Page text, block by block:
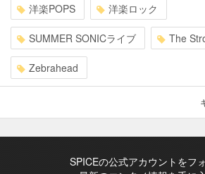
洋楽POPS 洋楽ロック
SUMMER SONICライブ The
Zebrahead
SPICEの公式アカウントをフ